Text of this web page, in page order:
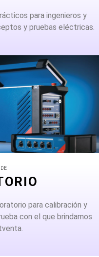
para ingenieros y
y pruebas eléctricas.
para calibración y
con el que brindamos